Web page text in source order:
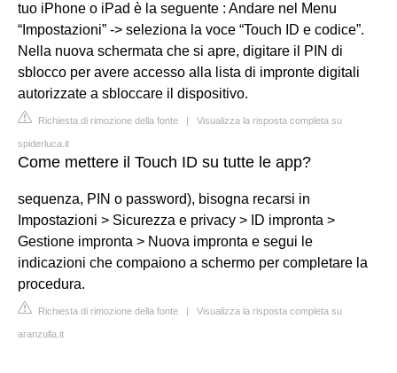
tuo iPhone o iPad è la seguente : Andare nel Menu
“Impostazioni” -> seleziona la voce “Touch ID e codice”.
Nella nuova schermata che si apre, digitare il PIN di
sblocco per avere accesso alla lista di impronte digitali
autorizzate a sbloccare il dispositivo.
Richiesta di rimozione della fonte | Visualizza la risposta completa su
spiderluca.it
Come mettere il Touch ID su tutte le app?
sequenza, PIN o password), bisogna recarsi in
Impostazioni > Sicurezza e privacy > ID impronta >
Gestione impronta > Nuova impronta e segui le
indicazioni che compaiono a schermo per completare la
procedura.
Richiesta di rimozione della fonte | Visualizza la risposta completa su
aranzulla.it